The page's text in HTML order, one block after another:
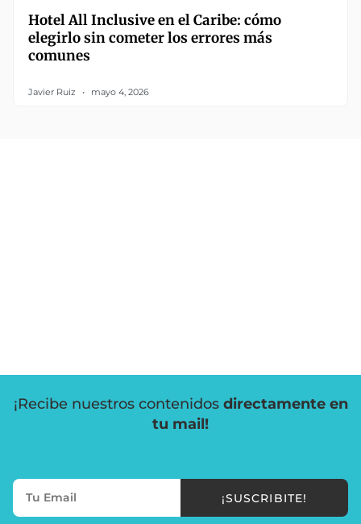
Hotel All Inclusive en el Caribe: cómo
elegirlo sin cometer los errores más
comunes
Javier Ruiz mayo 4, 2026
¡Recibe nuestros contenidos directamente en
tu mail!
¡SUSCRIBITE!